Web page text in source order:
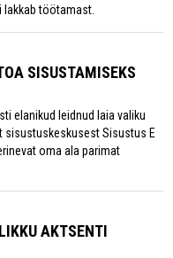
töötamast.
SISUSTAMISEKS
elanikud leidnud laia valiku
Sisustus E
oma ala parimat
AKTSENTI